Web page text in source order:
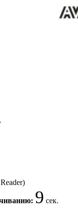
8 сек.